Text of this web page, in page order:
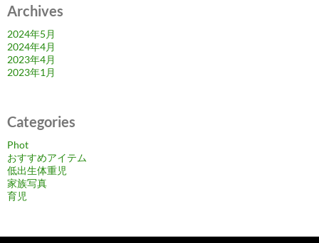
Archives
2024年5月
2024年4月
2023年4月
2023年1月
Categories
Phot
おすすめアイテム
低出生体重児
家族写真
育児